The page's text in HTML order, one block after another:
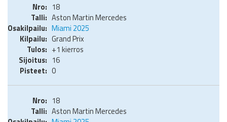
18
Aston Martin Mercedes
Miami 2025
Grand Prix
+1 kierros
16
0
18
Aston Martin Mercedes